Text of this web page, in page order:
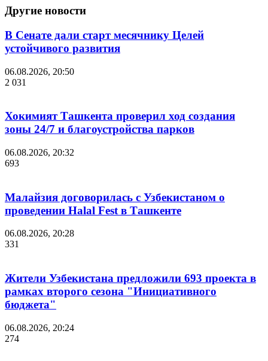
Другие новости
В Сенате дали старт месячнику Целей
устойчивого развития
06.08.2026, 20:50
2 031
Хокимият Ташкента проверил ход создания
зоны 24/7 и благоустройства парков
06.08.2026, 20:32
693
Малайзия договорилась с Узбекистаном о
проведении Halal Fest в Ташкенте
06.08.2026, 20:28
331
Жители Узбекистана предложили 693 проекта в
рамках второго сезона "Инициативного
бюджета"
06.08.2026, 20:24
274